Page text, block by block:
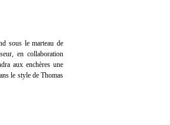
sous le marteau de
en collaboration
aux enchères une
le style de Thomas